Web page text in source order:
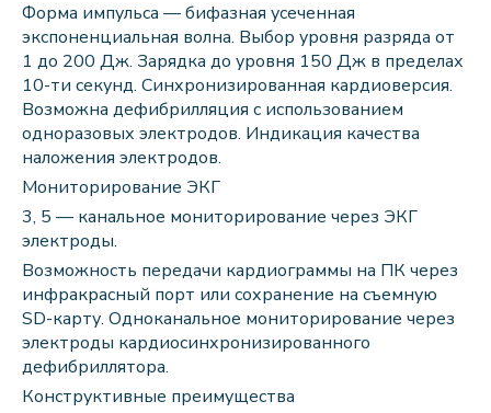
Форма импульса — бифазная усеченная
экспоненциальная волна. Выбор уровня разряда от
1 до 200 Дж. Зарядка до уровня 150 Дж в пределах
10-ти секунд. Синхронизированная кардиоверсия.
Возможна дефибрилляция с использованием
одноразовых электродов. Индикация качества
наложения электродов.
Мониторирование ЭКГ
3, 5 — канальное мониторирование через ЭКГ
электроды.
Возможность передачи кардиограммы на ПК через
инфракрасный порт или сохранение на съемную
SD-карту. Одноканальное мониторирование через
электроды кардиосинхронизированного
дефибриллятора.
Конструктивные преимущества